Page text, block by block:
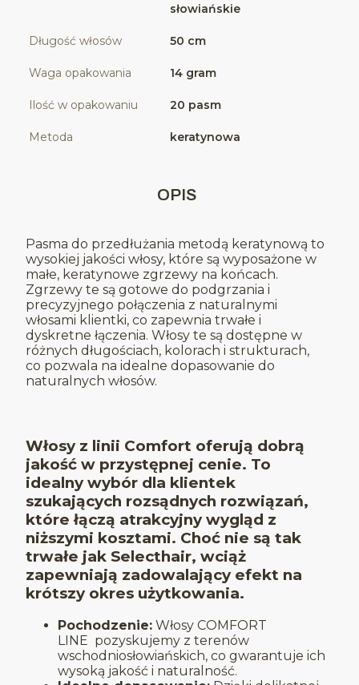
słowiańskie
Długość włosów 50 cm
Waga opakowania 14 gram
Ilość w opakowaniu 20 pasm
Metoda keratynowa
OPIS
Pasma do przedłużania metodą keratynową to
wysokiej jakości włosy, które są wyposażone w
małe, keratynowe zgrzewy na końcach.
Zgrzewy te są gotowe do podgrzania i
precyzyjnego połączenia z naturalnymi
włosami klientki, co zapewnia trwałe i
dyskretne łączenia. Włosy te są dostępne w
różnych długościach, kolorach i strukturach,
co pozwala na idealne dopasowanie do
naturalnych włosów.
Włosy z linii Comfort oferują dobrą
jakość w przystępnej cenie. To
idealny wybór dla klientek
szukających rozsądnych rozwiązań,
które łączą atrakcyjny wygląd z
niższymi kosztami. Choć nie są tak
trwałe jak Selecthair, wciąż
zapewniają zadowalający efekt na
krótszy okres użytkowania.
Pochodzenie: Włosy COMFORT
LINE pozyskujemy z terenów
wschodniosłowiańskich, co gwarantuje ich
wysoką jakość i naturalność.